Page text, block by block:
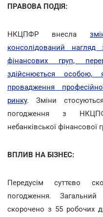
ПРАВОВА ПОДІЯ:
НКЦПФР внесла
консолідований нагляд
фінансових груп,
здійснюється
провадження
ринку. Зміни
погодження з
небанківської фінансової
ВПЛИВ НА БІЗНЕС:
Передусім суттєво
погодження.
скорочено з 55 робочих